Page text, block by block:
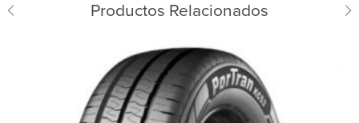
Productos Relacionados